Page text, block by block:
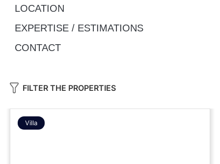
LOCATION
EXPERTISE / ESTIMATIONS
CONTACT
FILTER THE PROPERTIES
Villa